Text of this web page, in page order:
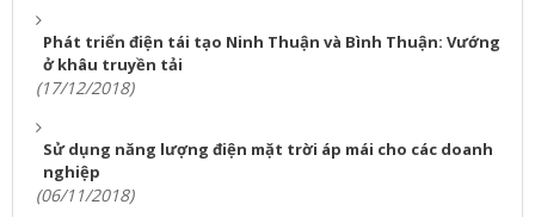
Phát triển điện tái tạo Ninh Thuận và Bình Thuận: Vướng
ở khâu truyền tải
(17/12/2018)
Sử dụng năng lượng điện mặt trời áp mái cho các doanh
nghiệp
(06/11/2018)